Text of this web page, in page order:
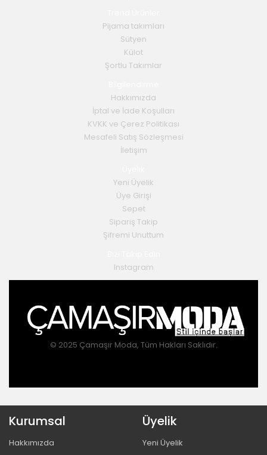
Pijama takımları
Sütyen
Külot
Şortlu Takımlar
Hakkımızda
İptal ve İade Koşulları
KVKK ve Çerez Politikası
Mesafeli Satış Sözleşmesi
İletişim
Yeni Üyelik
Üye Girişi
Sepet
Sipariş Takip
Şifremi Unuttum
Instagram
© 2025 Çamaşır Moda, Tüm Hakları Saklıdır.
Kurumsal
Hakkımızda
Üyelik
Yeni Üyelik